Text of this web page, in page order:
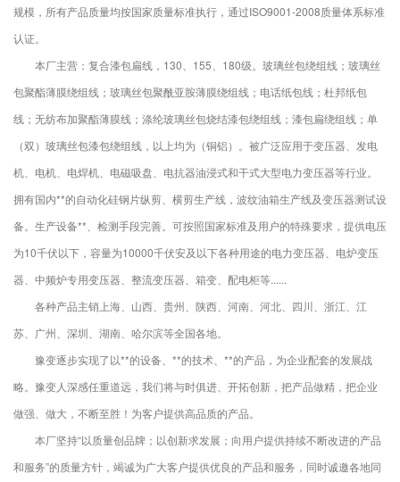
规模，所有产品质量均按国家质量标准执行，通过ISO9001-2008质量体系标准
认证。
本厂主营：复合漆包扁线，130、155、180级。玻璃丝包绕组线；玻璃丝
包聚酯薄膜绕组线；玻璃丝包聚酰亚胺薄膜绕组线；电话纸包线；杜邦纸包
线；无纺布加聚酯薄膜线；涤纶玻璃丝包烧结漆包绕组线；漆包扁绕组线；单
（双）玻璃丝包漆包绕组线，以上均为（铜铝）。被广泛应用于变压器、发电
机、电机、电焊机、电磁吸盘、电抗器油浸式和干式大型电力变压器等行业。
拥有国内**的自动化硅钢片纵剪、横剪生产线，波纹油箱生产线及变压器测试设
备。生产设备**、检测手段完善。可按照国家标准及用户的特殊要求，提供电压
为10千伏以下，容量为10000千伏安及以下各种用途的电力变压器、电炉变压
器、中频炉专用变压器、整流变压器、箱变、配电柜等......
各种产品主销上海、山西、贵州、陕西、河南、河北、四川、浙江、江
苏、广州、深圳、湖南、哈尔滨等全国各地。
豫变逐步实现了以**的设备、 **的技术、 **的产品，为企业配套的发展战
略。豫变人深感任重道远，我们将与时俱进、开拓创新，把产品做精，把企业
做强、做大，不断至胜！为客户提供高品质的产品。
本厂坚持“以质量创品牌；以创新求发展；向用户提供持续不断改进的产品
和服务”的质量方针，竭诚为广大客户提供优良的产品和服务，同时诚邀各地同